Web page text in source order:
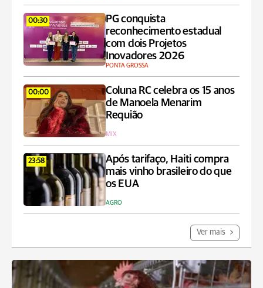
00:30
PG conquista
reconhecimento estadual
com dois Projetos
Inovadores 2026
PONTA GROSSA
00:00
Coluna RC celebra os 15 anos
de Manoela Menarim
Requião
MIX
23:58
Após tarifaço, Haiti compra
mais vinho brasileiro do que
os EUA
AGRO
Ver mais